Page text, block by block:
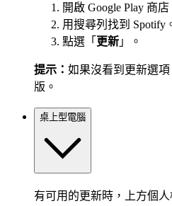
開啟 Google Play 商店
用搜尋列找到 Spotify
點選「 更新 」。
提示： 如果沒看到更新選
版。
桌上型電腦
有可用的更新時，上方個